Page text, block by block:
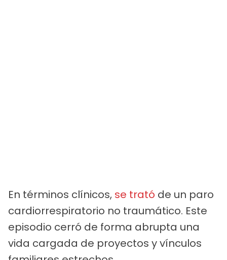
En términos clínicos, se trató de un paro
cardiorrespiratorio no traumático. Este
episodio cerró de forma abrupta una
vida cargada de proyectos y vínculos